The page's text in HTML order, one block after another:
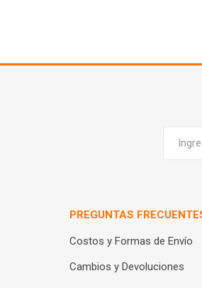
PREGUNTAS
Costos y Formas de Envío
Cambios y Devoluciones